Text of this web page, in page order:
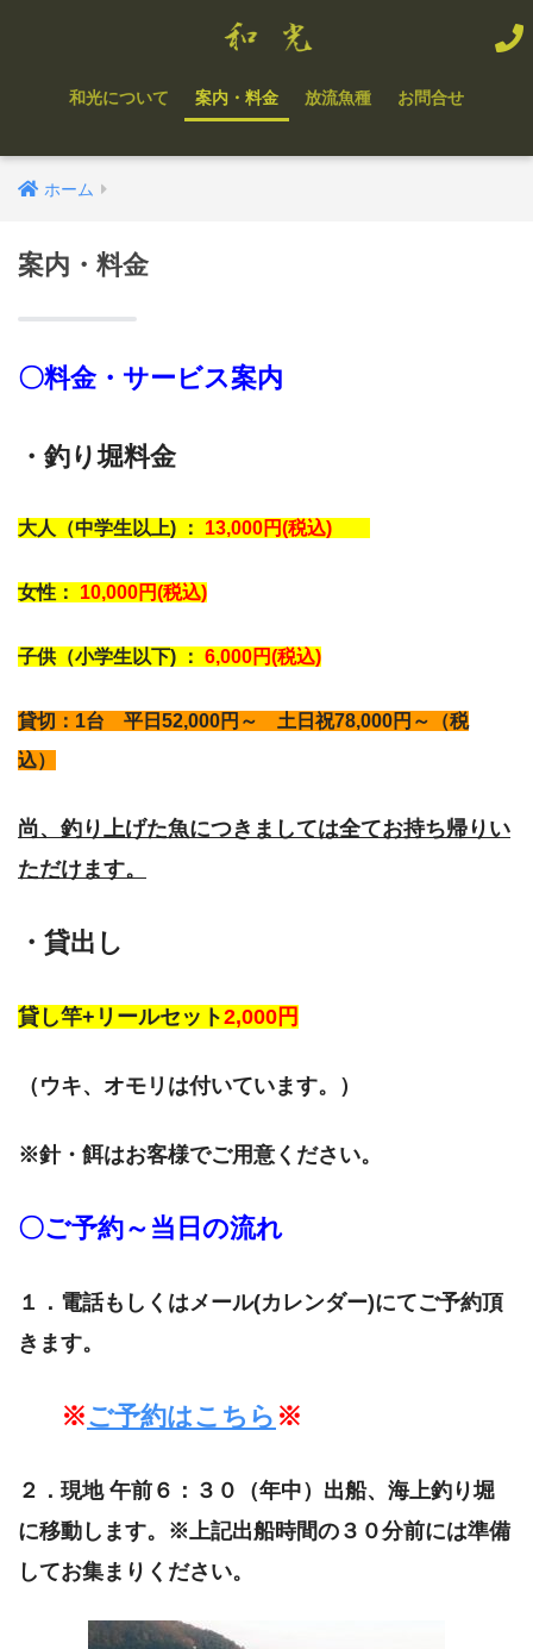
和光について 案内・料金 放流魚種 お問合せ
ホーム
案内・料金
〇料金・サービス案内
・釣り堀料金
大人（中学生以上) ： 13,000円(税込)
女性： 10,000円(税込)
子供（小学生以下) ： 6,000円(税込)
貸切：1台 平日52,000円～ 土日祝78,000円～（税
込）
尚、釣り上げた魚につきましては全てお持ち帰りい
ただけます。
・貸出し
貸し竿+リールセット2,000円
（ウキ、オモリは付いています。）
※針・餌はお客様でご用意ください。
〇ご予約～当日の流れ
１．電話もしくはメール(カレンダー)にてご予約頂
きます。
※ご予約はこちら ※
２．現地 午前６：３０（年中）出船、海上釣り堀
に移動します。 ※上記出船時間の３０分前には準備
してお集まりください。